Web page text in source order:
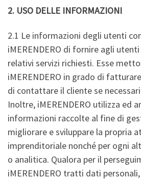
2. USO DELLE INFORMAZIONI
2.1 Le informazioni degli utenti
iMERENDERO di fornire agli utenti
relativi servizi richiesti. Esse
iMERENDERO in grado di
di contattare il cliente se
Inoltre, iMERENDERO utilizza ed
informazioni raccolte al fine di
migliorare e sviluppare la propria
imprenditoriale nonché per ogni
o analitica. Qualora per il
iMERENDERO tratti dati